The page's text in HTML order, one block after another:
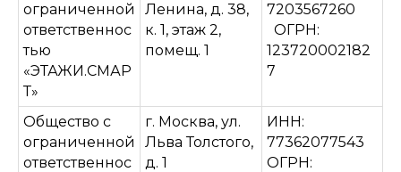
ограниченной
ответственнос
тью
«ЭТАЖИ.СМАР
Т»
Ленина, д. 38,
к. 1, этаж 2,
помещ. 1
7203567260
ОГРН:
123720002182
7
Общество с
ограниченной
ответственнос
г. Москва, ул.
Льва Толстого,
д. 1
ИНН:
77362077543
ОГРН: